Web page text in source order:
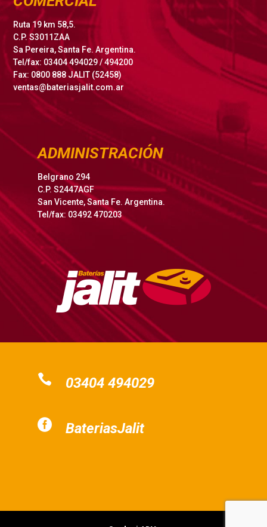
Ruta 19 km 58,5.
C.P. S3011ZAA
Sa Pereira, Santa Fe. Argentina.
Tel/fax: 03404 494029 / 494200
Fax: 0800 888 JALIT (52458)
ventas@bateriasjalit.com.ar
ADMINISTRACIÓN
Belgrano 294
C.P. S2447AGF
San Vicente, Santa Fe. Argentina.
Tel/fax: 03492 470203
 03404 494029
 BateriasJalit